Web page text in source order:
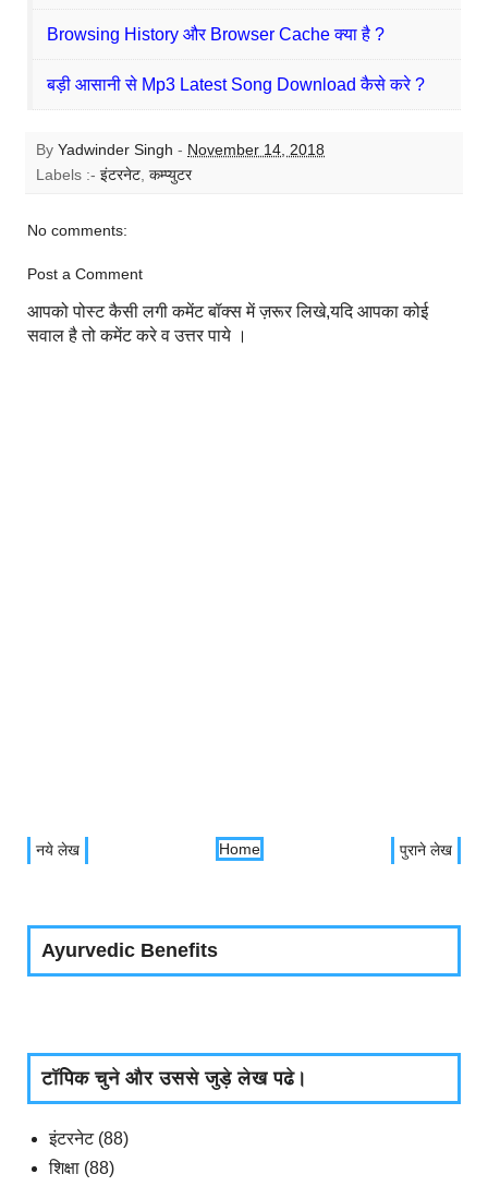
Browsing History और Browser Cache क्या है ?
बड़ी आसानी से Mp3 Latest Song Download कैसे करे ?
By Yadwinder Singh - November 14, 2018
Labels :- इंटरनेट कम्प्युटर
No comments:
Post a Comment
आपको पोस्ट कैसी लगी कमेंट बॉक्स में ज़रूर लिखे,यदि आपका कोई
सवाल है तो कमेंट करे व उत्तर पाये ।
नये लेख पुराने लेख
Home
Ayurvedic Benefits
टॉपिक चुने और उससे जुड़े लेख पढे।
इंटरनेट (88)
शिक्षा (88)